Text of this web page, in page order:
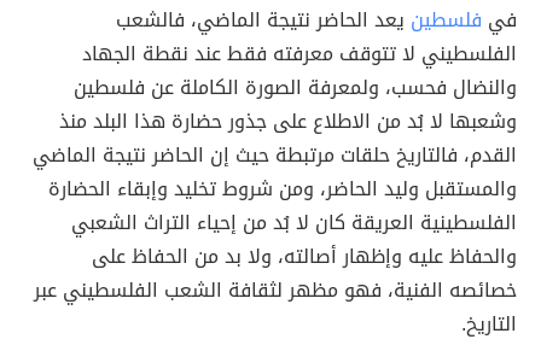
في فلسطين يعد الحاضر نتيجة الماضي، فالشعب
الفلسطيني لا تتوقف معرفته فقط عند نقطة الجهاد
والنضال فحسب، ولمعرفة الصورة الكاملة عن فلسطين
وشعبها لا بُد من الاطلاع على جذور حضارة هذا البلد منذ
القدم، فالتاريخ حلقات مرتبطة حيث إن الحاضر نتيجة الماضي
والمستقبل وليد الحاضر، ومن شروط تخليد وإبقاء الحضارة
الفلسطينية العريقة كان لا بُد من إحياء التراث الشعبي
والحفاظ عليه وإظهار أصالته، ولا بد من الحفاظ على
خصائصه الفنية، فهو مظهر لثقافة الشعب الفلسطيني عبر
التاريخ.